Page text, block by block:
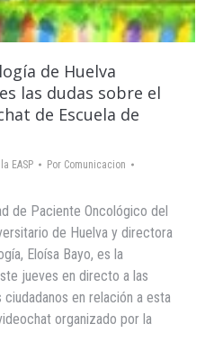
de Huelva
las dudas sobre el
de Escuela de
EASP Por Comunicacion
de Paciente Oncológico del
de Huelva y directora
Eloísa Bayo, es la
jueves en directo a las
en relación a esta
organizado por la